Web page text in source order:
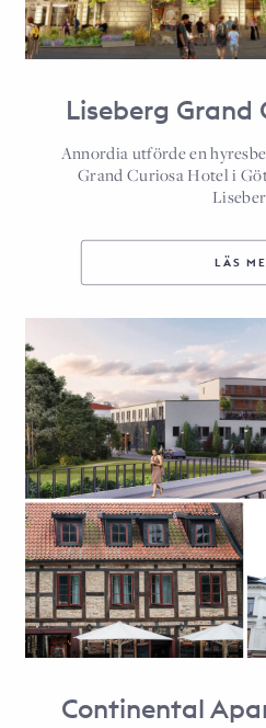
Liseberg Grand
Annordia utförde en
Grand Curiosa Hotel i
LÄS
Continental